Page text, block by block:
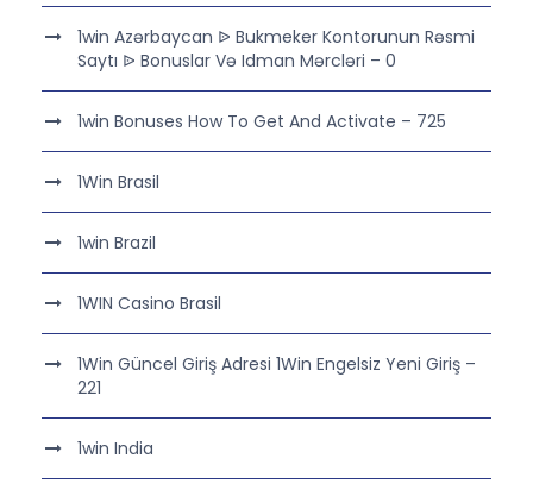
1win Azərbaycan ᐉ Bukmeker Kontorunun Rəsmi
Saytı ᐉ Bonuslar Və Idman Mərcləri – 0
1win Bonuses How To Get And Activate – 725
1Win Brasil
1win Brazil
1WIN Casino Brasil
1Win Güncel Giriş Adresi 1Win Engelsiz Yeni Giriş –
221
1win India